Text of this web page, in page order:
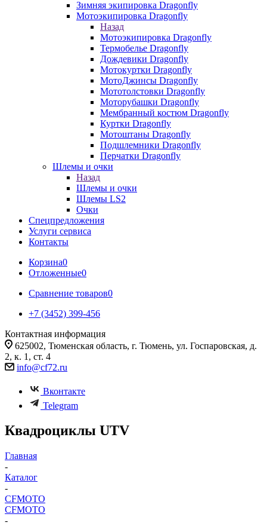
Зимняя экипировка Dragonfly
Мотоэкипировка Dragonfly
Назад
Мотоэкипировка Dragonfly
Термобелье Dragonfly
Дождевики Dragonfly
Мотокуртки Dragonfly
МотоДжинсы Dragonfly
Мототолстовки Dragonfly
Моторубашки Dragonfly
Мембранный костюм Dragonfly
Куртки Dragonfly
Мотоштаны Dragonfly
Подшлемники Dragonfly
Перчатки Dragonfly
Шлемы и очки
Назад
Шлемы и очки
Шлемы LS2
Очки
Спецпредложения
Услуги сервиса
Контакты
Корзина0
Отложенные0
Сравнение товаров0
+7 (3452) 399-456
Контактная информация
625002, Тюменская область, г. Тюмень, ул. Госпаровская, д.
2, к. 1, ст. 4
info@cf72.ru
Вконтакте
Telegram
Квадроциклы UTV
Главная
-
Каталог
-
CFMOTO
CFMOTO
-